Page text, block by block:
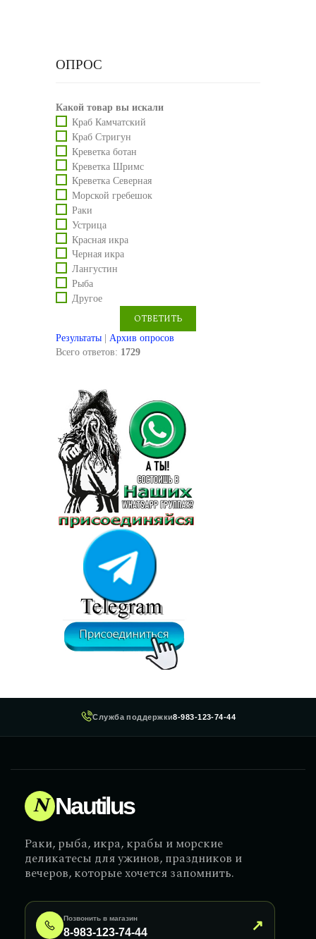
ОПРОС
Какой товар вы искали
Краб Камчатский
Краб Стригун
Креветка ботан
Креветка Шримс
Креветка Северная
Морской гребешок
Раки
Устрица
Красная икра
Черная икра
Лангустин
Рыба
Другое
Результаты | Архив опросов
Всего ответов: 1729
Служба поддержки8-983-123-74-44
N Nautilus
Раки, рыба, икра, крабы и морские
деликатесы для ужинов, праздников и
вечеров, которые хочется запомнить.
Позвонить в магазин
8-983-123-74-44 ↗